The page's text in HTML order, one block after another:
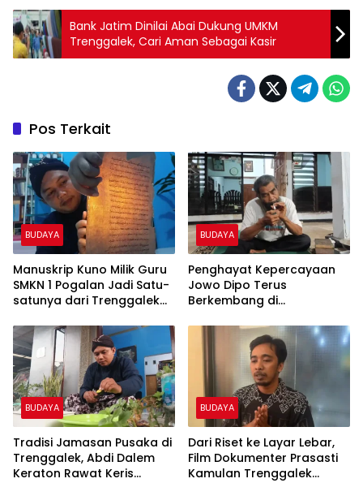
Bank Jatim Dinilai Abai Dukung UMKM
Trenggalek, Cari Aman Sebagai Kasir
Pos Terkait
BUDAYA
Manuskrip Kuno Milik Guru
SMKN 1 Pogalan Jadi Satu-
satunya dari Trenggalek
Perpusnas
BUDAYA
Penghayat Kepercayaan
Jowo Dipo Terus
Berkembang di
Pertemuan hingga
Ruwatan Suro
BUDAYA
Tradisi Jamasan Pusaka di
Trenggalek, Abdi Dalem
Keraton Rawat Keris
BUDAYA
Dari Riset ke Layar Lebar,
Film Dokumenter Prasasti
Kamulan Trenggalek